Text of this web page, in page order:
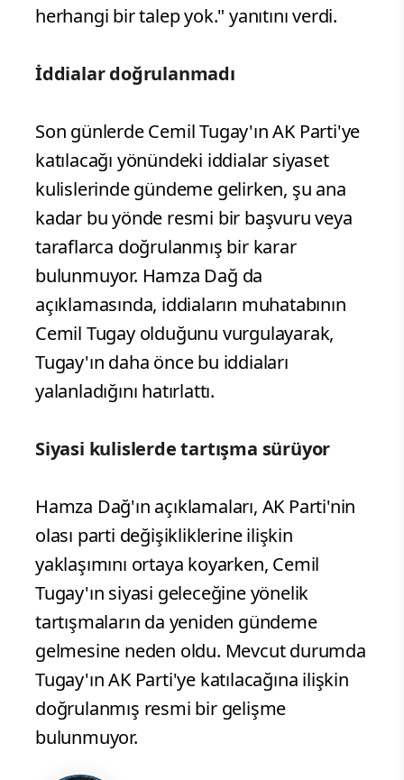
herhangi bir talep yok." yanıtını verdi.
İddialar doğrulanmadı
Son günlerde Cemil Tugay'ın AK Parti'ye
katılacağı yönündeki iddialar siyaset
kulislerinde gündeme gelirken, şu ana
kadar bu yönde resmi bir başvuru veya
taraflarca doğrulanmış bir karar
bulunmuyor. Hamza Dağ da
açıklamasında, iddiaların muhatabının
Cemil Tugay olduğunu vurgulayarak,
Tugay'ın daha önce bu iddiaları
yalanladığını hatırlattı.
Siyasi kulislerde tartışma sürüyor
Hamza Dağ'ın açıklamaları, AK Parti'nin
olası parti değişikliklerine ilişkin
yaklaşımını ortaya koyarken, Cemil
Tugay'ın siyasi geleceğine yönelik
tartışmaların da yeniden gündeme
gelmesine neden oldu. Mevcut durumda
Tugay'ın AK Parti'ye katılacağına ilişkin
doğrulanmış resmi bir gelişme
bulunmuyor.